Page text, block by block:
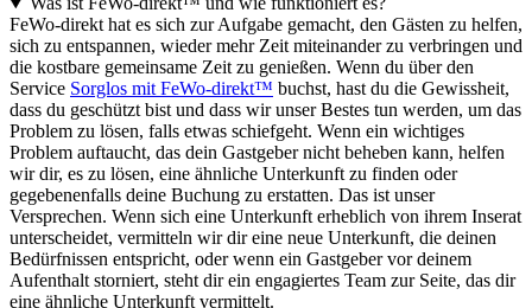
FeWo-direkt hat es sich zur Aufgabe gemacht, den Gästen zu helfen,
sich zu entspannen, wieder mehr Zeit miteinander zu verbringen und
die kostbare gemeinsame Zeit zu genießen. Wenn du über den
Service Sorglos mit FeWo-direkt™ buchst, hast du die Gewissheit,
dass du geschützt bist und dass wir unser Bestes tun werden, um das
Problem zu lösen, falls etwas schiefgeht. Wenn ein wichtiges
Problem auftaucht, das dein Gastgeber nicht beheben kann, helfen
wir dir, es zu lösen, eine ähnliche Unterkunft zu finden oder
gegebenenfalls deine Buchung zu erstatten. Das ist unser
Versprechen. Wenn sich eine Unterkunft erheblich von ihrem Inserat
unterscheidet, vermitteln wir dir eine neue Unterkunft, die deinen
Bedürfnissen entspricht, oder wenn ein Gastgeber vor deinem
Aufenthalt storniert, steht dir ein engagiertes Team zur Seite, das dir
eine ähnliche Unterkunft vermittelt.